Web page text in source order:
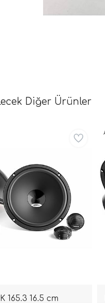
Diğer Ürünler
165.3 16.5 cm